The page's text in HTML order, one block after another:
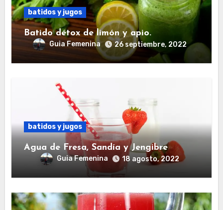
batidos y jugos
Batido détox de limón y apio.
Guia Femenina 26 septiembre, 2022
batidos y jugos
Agua de Fresa, Sandía y Jengibre
Guia Femenina 18 agosto, 2022